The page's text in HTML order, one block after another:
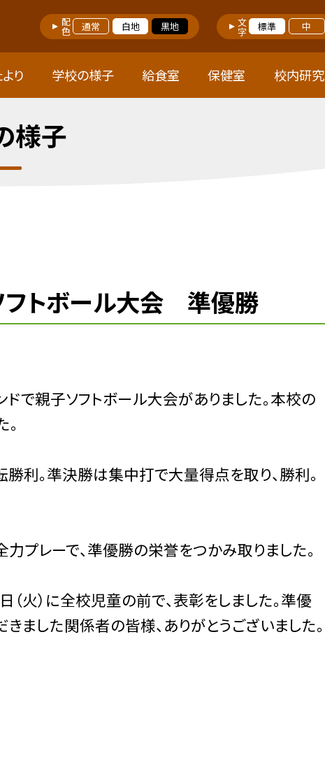
配色 通常 白地 黒地 文字 標準 中
り 学校の様子 給食室 保健室 校内研究
様子
トボール大会 準優勝
ドで親子ソフトボール大会がありました。本校の
利。準決勝は集中打で大量得点を取り、勝利。
プレーで、準優勝の栄誉をつかみ取りました。
火）に全校児童の前で、表彰をしました。準優
ました関係者の皆様、ありがとうございました。